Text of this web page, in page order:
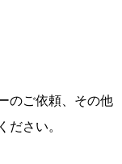
のご依頼、その他
ださい。